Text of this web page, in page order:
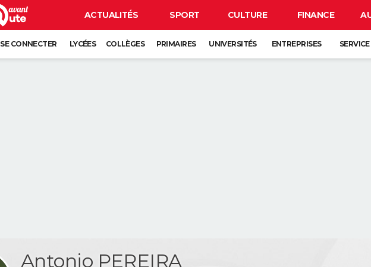
ACTUALITÉS SPORT CULTURE FINANCE
SE CONNECTER LYCÉES COLLÈGES PRIMAIRES UNIVERSITÉS ENTREPRISES
Antonio PEREIRA